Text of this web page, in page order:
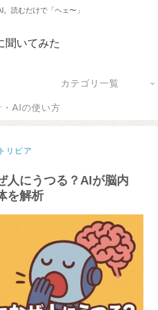
。読むだけで「ヘェ〜」
聞いてみた
カテゴリ一覧
・AIの使い方
リビア
人にうつる？AIが脳内
を解析